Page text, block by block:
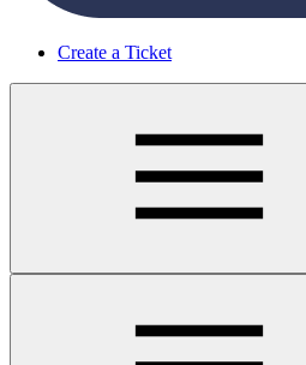
Create a Ticket